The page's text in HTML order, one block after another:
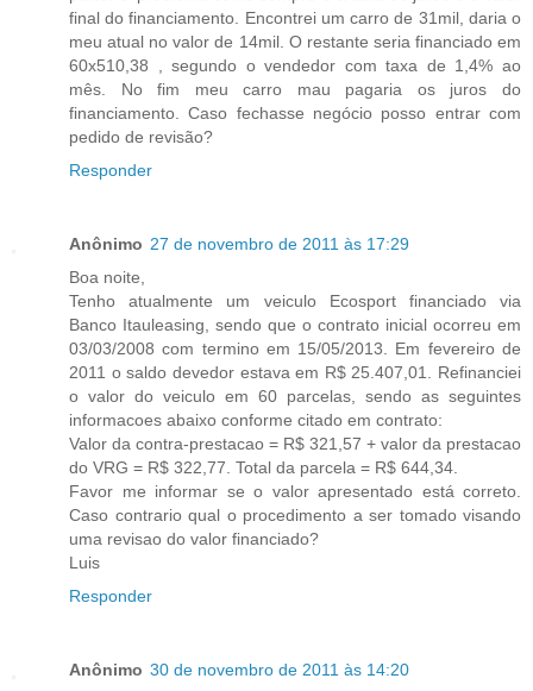
final do financiamento. Encontrei um carro de 31mil, daria o
meu atual no valor de 14mil. O restante seria financiado em
60x510,38 , segundo o vendedor com taxa de 1,4% ao
mês. No fim meu carro mau pagaria os juros do
financiamento. Caso fechasse negócio posso entrar com
pedido de revisão?
Responder
Anônimo 27 de novembro de 2011 às 17:29
Boa noite,
Tenho atualmente um veiculo Ecosport financiado via
Banco Itauleasing, sendo que o contrato inicial ocorreu em
03/03/2008 com termino em 15/05/2013. Em fevereiro de
2011 o saldo devedor estava em R$ 25.407,01. Refinanciei
o valor do veiculo em 60 parcelas, sendo as seguintes
informacoes abaixo conforme citado em contrato:
Valor da contra-prestacao = R$ 321,57 + valor da prestacao
do VRG = R$ 322,77. Total da parcela = R$ 644,34.
Favor me informar se o valor apresentado está correto.
Caso contrario qual o procedimento a ser tomado visando
uma revisao do valor financiado?
Luis
Responder
Anônimo 30 de novembro de 2011 às 14:20